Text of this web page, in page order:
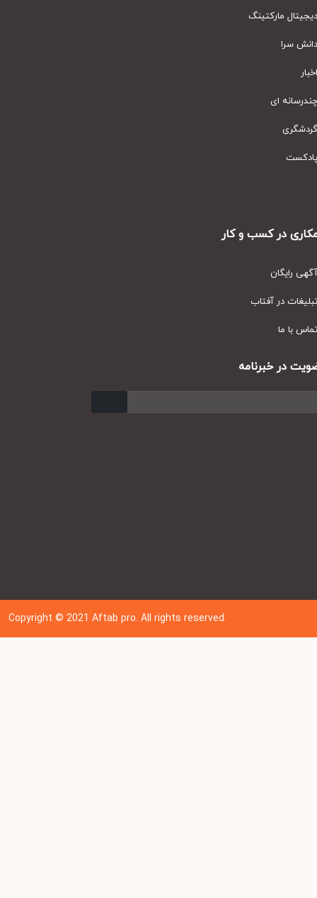
مارکتینگ
سرا
ای
در کسب و کار
رایگان
در آفتاب
با ما
در خبرنامه
Copyright © 202 1Aftab pro. All rights reserved.